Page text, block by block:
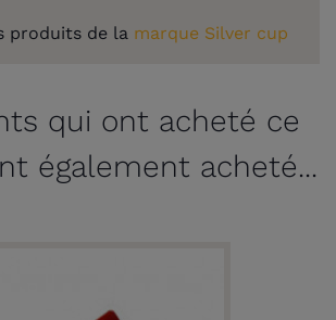
produits de la marque Silver cup
qui ont acheté ce
également acheté...